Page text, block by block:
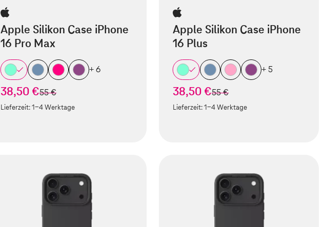
Apple Silikon Case iPhone
16 Pro Max
+ 6
38,50 €statt
55 €
Lieferzeit:1-4 Werktage
Apple Silikon Case iPhone
16 Plus
+ 5
38,50 €statt
55 €
Lieferzeit:1-4 Werktage